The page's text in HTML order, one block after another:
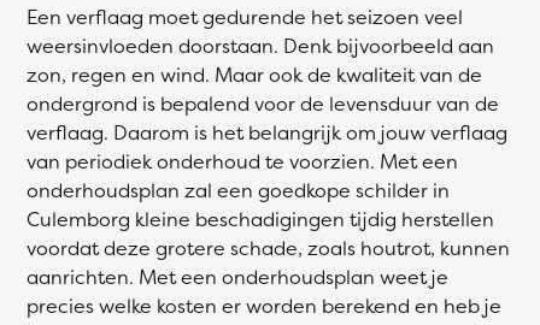
Een verflaag moet gedurende het seizoen veel
weersinvloeden doorstaan. Denk bijvoorbeeld aan
zon, regen en wind. Maar ook de kwaliteit van de
ondergrond is bepalend voor de levensduur van de
verflaag. Daarom is het belangrijk om jouw verflaag
van periodiek onderhoud te voorzien. Met een
onderhoudsplan zal een goedkope schilder in
Culemborg kleine beschadigingen tijdig herstellen
voordat deze grotere schade, zoals houtrot, kunnen
aanrichten. Met een onderhoudsplan weet je
precies welke kosten er worden berekend en heb je